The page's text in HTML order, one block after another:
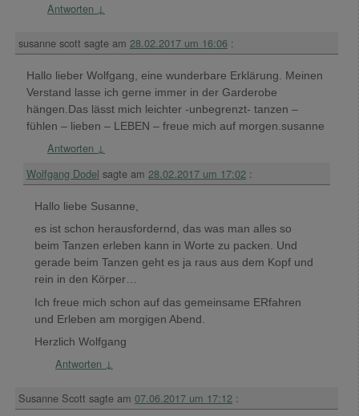
Antworten ↓
susanne scott sagte am 28.02.2017 um 16:06 :
Hallo lieber Wolfgang, eine wunderbare Erklärung. Meinen
Verstand lasse ich gerne immer in der Garderobe
hängen.Das lässt mich leichter -unbegrenzt- tanzen –
fühlen – lieben – LEBEN – freue mich auf morgen.susanne
Antworten ↓
Wolfgang Dodel sagte am 28.02.2017 um 17:02 :
Hallo liebe Susanne,
es ist schon herausfordernd, das was man alles so
beim Tanzen erleben kann in Worte zu packen. Und
gerade beim Tanzen geht es ja raus aus dem Kopf und
rein in den Körper…
Ich freue mich schon auf das gemeinsame ERfahren
und Erleben am morgigen Abend.
Herzlich Wolfgang
Antworten ↓
Susanne Scott sagte am 07.06.2017 um 17:12 :